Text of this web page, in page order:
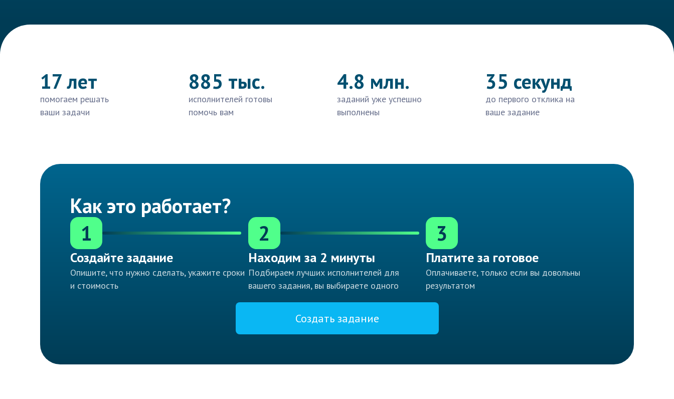
17 лет
помогаем решать
ваши задачи
885 тыс.
исполнителей готовы
помочь вам
4.8 млн.
заданий уже успешно
выполнены
35 секунд
до первого отклика на
ваше задание
Как это работает?
1
Создайте задание
Опишите, что нужно сделать, укажите сроки
и стоимость
2
Находим за 2 минуты
Подбираем лучших исполнителей для
вашего задания, вы выбираете одного
3
Платите за готовое
Оплачиваете, только если вы довольны
результатом
Создать задание